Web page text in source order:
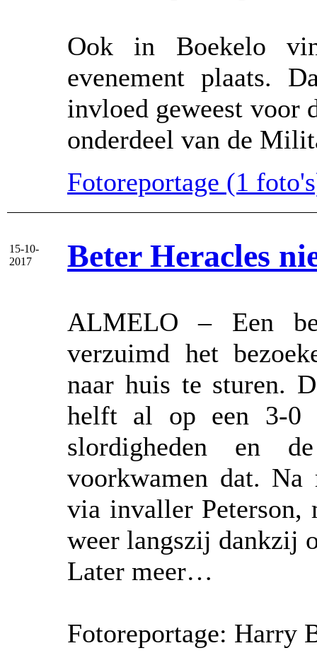
Ook in Boekelo
evenement plaats.
invloed geweest voor
onderdeel van de
Fotoreportage (1
15-10-
2017
Beter Heracles
ALMELO – Een
verzuimd het
naar huis te sturen.
helft al op een 3-0
slordigheden en
voorkwamen dat.
via invaller Peterson,
weer langszij dankzij
Later meer…
Fotoreportage: Harry